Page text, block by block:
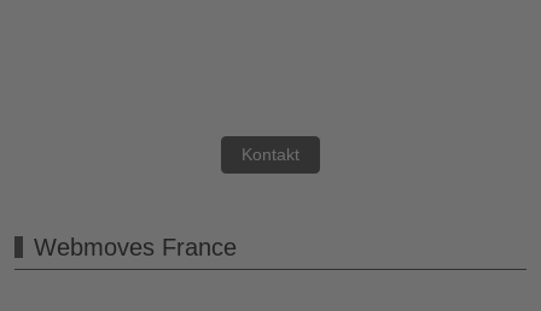
Kontakt
Webmoves France